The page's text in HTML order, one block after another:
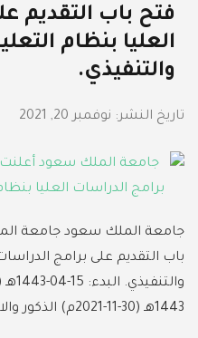
فتح باب التقديم
العليا بنظام
والتنفيذي.
تاريخ النشر: نوفمبر 20, 2021
جامعة الملك سعود جامعة
باب التقديم على برامج
1443هـ (30-11-2021م) الذكور والاناث المصدر رابط التسجيلسجل